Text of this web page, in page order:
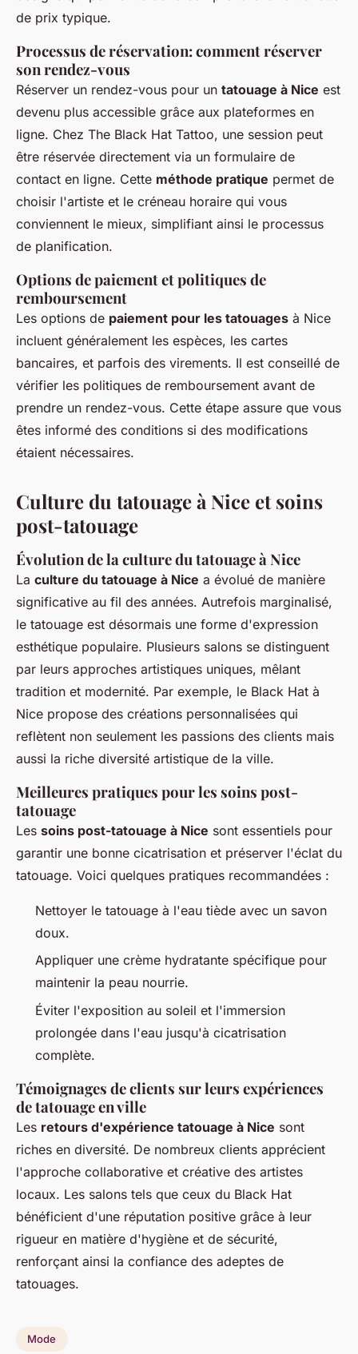
de prix typique.
Processus de réservation: comment réserver
son rendez-vous
Réserver un rendez-vous pour un tatouage à Nice est
devenu plus accessible grâce aux plateformes en
ligne. Chez The Black Hat Tattoo, une session peut
être réservée directement via un formulaire de
contact en ligne. Cette méthode pratique permet de
choisir l'artiste et le créneau horaire qui vous
conviennent le mieux, simplifiant ainsi le processus
de planification.
Options de paiement et politiques de
remboursement
Les options de paiement pour les tatouages à Nice
incluent généralement les espèces, les cartes
bancaires, et parfois des virements. Il est conseillé de
vérifier les politiques de remboursement avant de
prendre un rendez-vous. Cette étape assure que vous
êtes informé des conditions si des modifications
étaient nécessaires.
Culture du tatouage à Nice et soins
post-tatouage
Évolution de la culture du tatouage à Nice
La culture du tatouage à Nice a évolué de manière
significative au fil des années. Autrefois marginalisé,
le tatouage est désormais une forme d'expression
esthétique populaire. Plusieurs salons se distinguent
par leurs approches artistiques uniques, mêlant
tradition et modernité. Par exemple, le Black Hat à
Nice propose des créations personnalisées qui
reflètent non seulement les passions des clients mais
aussi la riche diversité artistique de la ville.
Meilleures pratiques pour les soins post-
tatouage
Les soins post-tatouage à Nice sont essentiels pour
garantir une bonne cicatrisation et préserver l'éclat du
tatouage. Voici quelques pratiques recommandées :
Nettoyer le tatouage à l'eau tiède avec un savon
doux.
Appliquer une crème hydratante spécifique pour
maintenir la peau nourrie.
Éviter l'exposition au soleil et l'immersion
prolongée dans l'eau jusqu'à cicatrisation
complète.
Témoignages de clients sur leurs expériences
de tatouage en ville
Les retours d'expérience tatouage à Nice sont
riches en diversité. De nombreux clients apprécient
l'approche collaborative et créative des artistes
locaux. Les salons tels que ceux du Black Hat
bénéficient d'une réputation positive grâce à leur
rigueur en matière d'hygiène et de sécurité,
renforçant ainsi la confiance des adeptes de
tatouages.
Mode